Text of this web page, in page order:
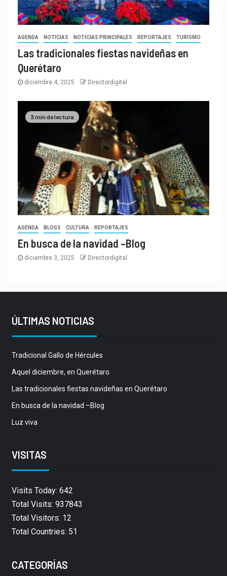
AGENDA NOTICIAS NOTICIAS PRINCIPALES REPORTAJES TURISMO
Las tradicionales fiestas navideñas en
Querétaro
diciembre 4, 2025 Directordigital
3 min de lectura
AGENDA BLOGS CULTURA REPORTAJES
En busca de la navidad –Blog
diciembre 3, 2025 Directordigital
ÚLTIMAS NOTICIAS
Tradicional Gallo de Hércules
Aquel diciembre, en Querétaro
Las tradicionales fiestas navideñas en Querétaro
En busca de la navidad –Blog
Luz viva
VISITAS
Visits Today: 642
Total Visits: 937843
Total Visitors: 12
Total Countries: 51
CATEGORÍAS